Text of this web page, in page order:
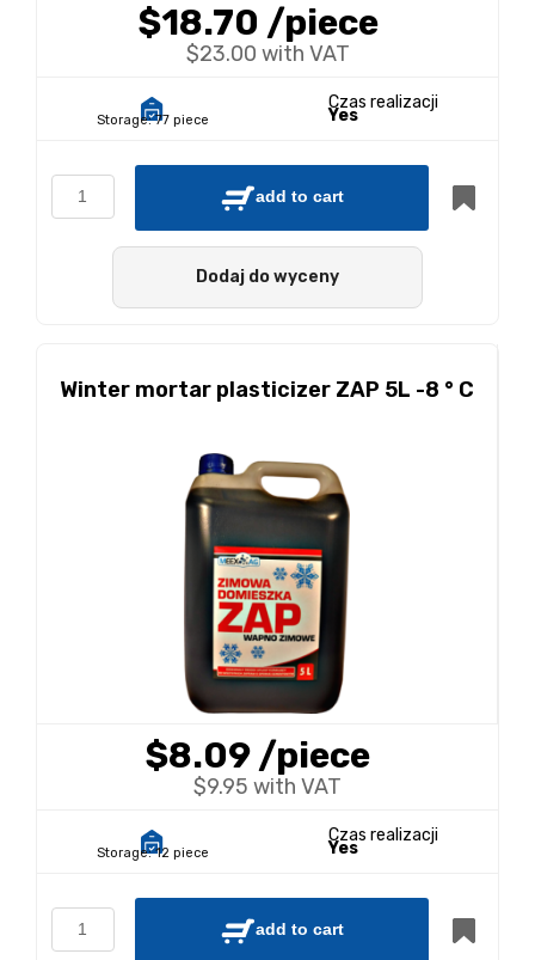
$18.70 /piece
$23.00 with VAT
Storage: 77 piece
Czas realizacji
Yes
add to cart
Dodaj do wyceny
Winter mortar plasticizer ZAP 5L -8 ° C
$8.09/piece
$9.95 with VAT
Storage: 12 piece
Czas realizacji
Yes
add to cart